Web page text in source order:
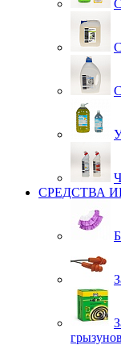
СРЕДСТВА
грызунов